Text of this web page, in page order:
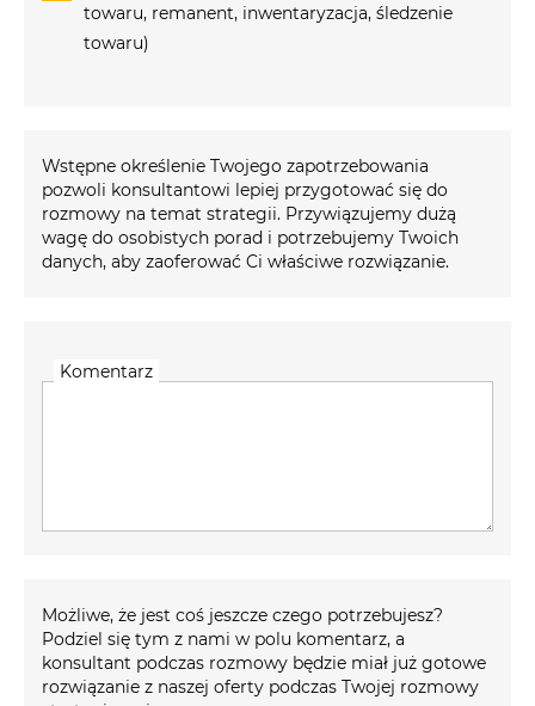
towaru, remanent, inwentaryzacja, śledzenie
towaru)
Wstępne określenie Twojego zapotrzebowania
pozwoli konsultantowi lepiej przygotować się do
rozmowy na temat strategii. Przywiązujemy dużą
wagę do osobistych porad i potrzebujemy Twoich
danych, aby zaoferować Ci właściwe rozwiązanie.
Komentarz
Możliwe, że jest coś jeszcze czego potrzebujesz?
Podziel się tym z nami w polu komentarz, a
konsultant podczas rozmowy będzie miał już gotowe
rozwiązanie z naszej oferty podczas Twojej rozmowy